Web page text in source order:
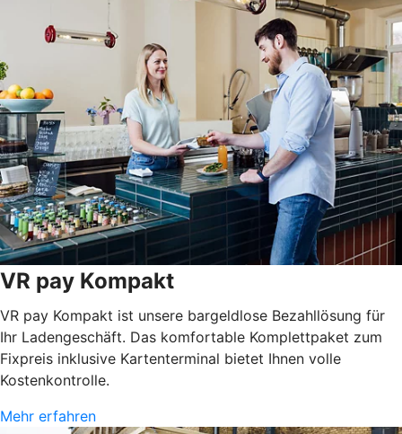
VR pay Kompakt
VR pay Kompakt ist unsere bargeldlose Bezahllösung für
Ihr Ladengeschäft. Das komfortable Komplettpaket zum
Fixpreis inklusive Kartenterminal bietet Ihnen volle
Kostenkontrolle.
Mehr erfahren